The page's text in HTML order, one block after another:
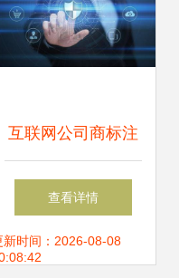
互联网公司商标注
册全攻略 网络与信
息安全软件开发必
查看详情
新时间：2026-08-08